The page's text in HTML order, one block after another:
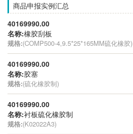
商品申报实例汇总
40169990.00
名称:橡胶刮板
规格:(COMP500-4,9.5*25*165MM硫化橡胶)
40169990.00
名称:胶塞
规格:(硫化橡胶制)
40169990.00
名称:衬板硫化橡胶制
规格:(K02022A3)